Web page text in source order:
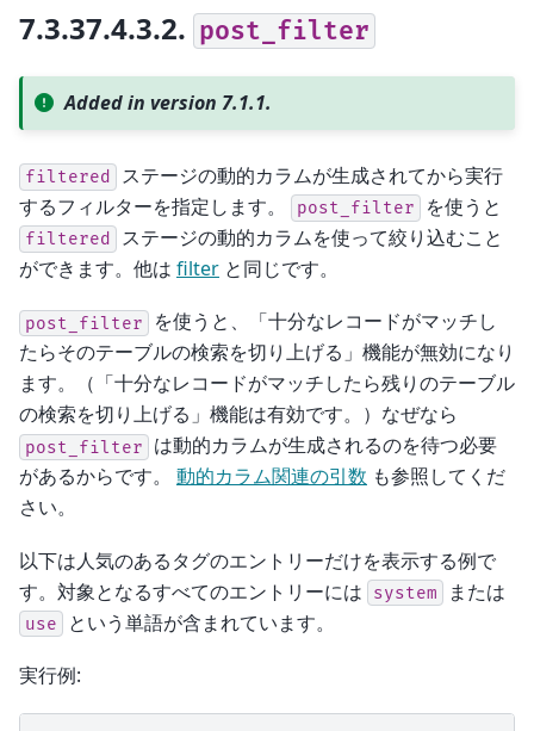
7.3.37.4.3.2. post_filter
Added in version 7.1.1.
filtered
ステージの動的カラムが生成されてから実行
するフィルターを指定します。
post_filter を使うと
filtered
ステージの動的カラムを使って絞り込むこと
ができます。他は filter と同じです。
post_filter
を使うと、「十分なレコードがマッチし
たらそのテーブルの検索を切り上げる」機能が無効になり
ます。（「十分なレコードがマッチしたら残りのテーブル
の検索を切り上げる」機能は有効です。）なぜなら
post_filter
は動的カラムが生成されるのを待つ必要
があるからです。 動的カラム関連の引数 も参照してくだ
さい。
以下は人気のあるタグのエントリーだけを表示する例で
す。対象となるすべてのエントリーには
system または
use という単語が含まれています。
実行例: